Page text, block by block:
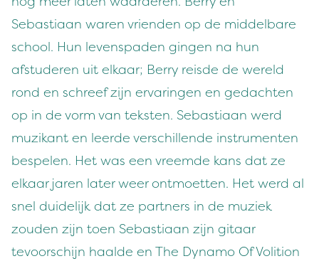
Sebastiaan waren vrienden op de middelbare
school. Hun levenspaden gingen na hun
afstuderen uit elkaar; Berry reisde de wereld
rond en schreef zijn ervaringen en gedachten
op in de vorm van teksten. Sebastiaan werd
muzikant en leerde verschillende instrumenten
bespelen. Het was een vreemde kans dat ze
elkaar jaren later weer ontmoetten. Het werd al
snel duidelijk dat ze partners in de muziek
zouden zijn toen Sebastiaan zijn gitaar
tevoorschijn haalde en The Dynamo Of Volition